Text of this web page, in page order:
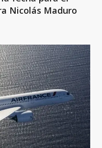
Nicolás Maduro